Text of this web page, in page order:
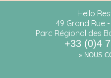
Hello
49 Grand Rue
Parc Régional des
+33 (0)4
» NOUS